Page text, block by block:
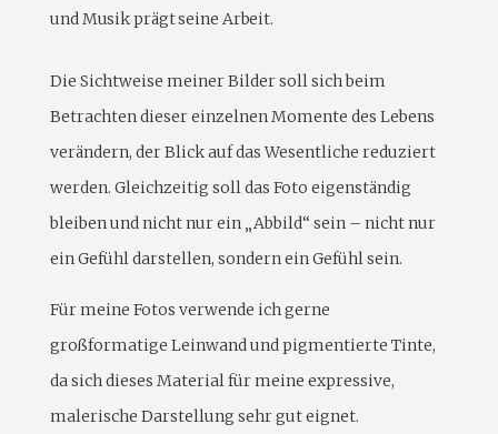
und Musik prägt seine Arbeit.
Die Sichtweise meiner Bilder soll sich beim
Betrachten dieser einzelnen Momente des Lebens
verändern, der Blick auf das Wesentliche reduziert
werden. Gleichzeitig soll das Foto eigenständig
bleiben und nicht nur ein „Abbild“ sein – nicht nur
ein Gefühl darstellen, sondern ein Gefühl sein.
Für meine Fotos verwende ich gerne
großformatige Leinwand und pigmentierte Tinte,
da sich dieses Material für meine expressive,
malerische Darstellung sehr gut eignet.